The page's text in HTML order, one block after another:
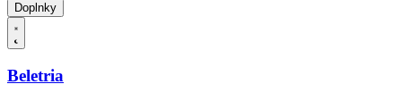
Doplnky
Beletria